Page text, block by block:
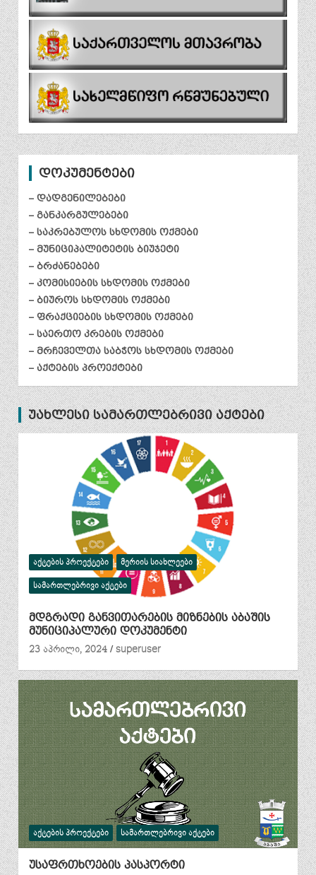
დოკუმენტები
– დადგენილებები
– განკარგულებები
– საკრებულოს სხდომის ოქმები
– მუნიციპალიტეტის ბიუჯეტი
– ბრძანებები
– კომისიების სხდომის ოქმები
– ბიუროს სხდომის ოქმები
– ფრაქციების სხდომის ოქმები
– საერთო კრების ოქმები
– მრჩეველთა საბჭოს სხდომის ოქმები
– აქტების პროექტები
უახლესი სამართლებრივი აქტები
ᲐᲥᲢᲔᲑᲘᲡ ᲞᲠᲝᲔᲥᲢᲔᲑᲘ ᲛᲔᲠᲘᲘᲡ ᲡᲘᲐᲮᲚᲔᲔᲑᲘ
ᲡᲐᲛᲐᲠᲗᲚᲔᲑᲠᲘᲕᲘ ᲐᲥᲢᲔᲑᲘ
მდგრადი განვითარების მიზნების აბაშის
მუნიციპალური დოკუმენტი
23 აპრილი, 2024
superuser
ᲐᲥᲢᲔᲑᲘᲡ ᲞᲠᲝᲔᲥᲢᲔᲑᲘ ᲡᲐᲛᲐᲠᲗᲚᲔᲑᲠᲘᲕᲘ ᲐᲥᲢᲔᲑᲘ
უსაფრთხოების პასპორტი